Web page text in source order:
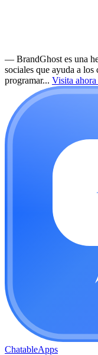
— BrandGhost es una
sociales que ayuda a
programar... Visita ahora
ChatableApps